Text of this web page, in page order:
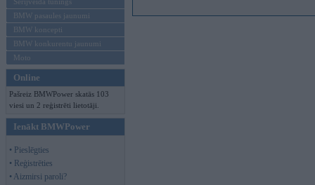
BMW pasaules jaunumi
BMW koncepti
BMW konkurentu jaunumi
Moto
Online
Pašreiz BMWPower skatās 103
viesi un 2 reģistrēti lietotāji.
Ienākt BMWPower
• Pieslēgties
• Reģistrēties
• Aizmirsi paroli?